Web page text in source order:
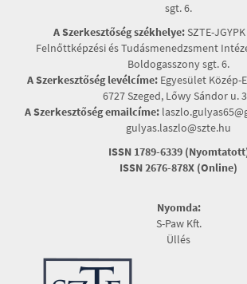
sgt. 6.
A Szerkesztőség székhelye:SZTE-
Felnőttképzési és Tudásmenedzsment
Boldogasszony sgt. 6.
A Szerkesztőség levélcíme: Egyesület Közép-
6727 Szeged, Lőwy Sándor u.
A Szerkesztőség emailcíme:
gulyas.laszlo@szte.hu
ISSN 1789-6339
ISSN 2676-878X (Online)
Nyomda:
S-Paw Kft.
Üllés